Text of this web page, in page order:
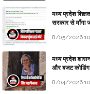
मध्य प्रदेश
सरकार से माँगा
8/05/2026
मध्य प्रदेश शासन
और बजट कोडिंग
8/04/2026